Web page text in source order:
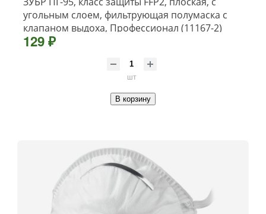
угольным слоем, фильтрующая полумаска с
клапаном выдоха, Профессионал (11167-2)
129 ₽
шт
В корзину